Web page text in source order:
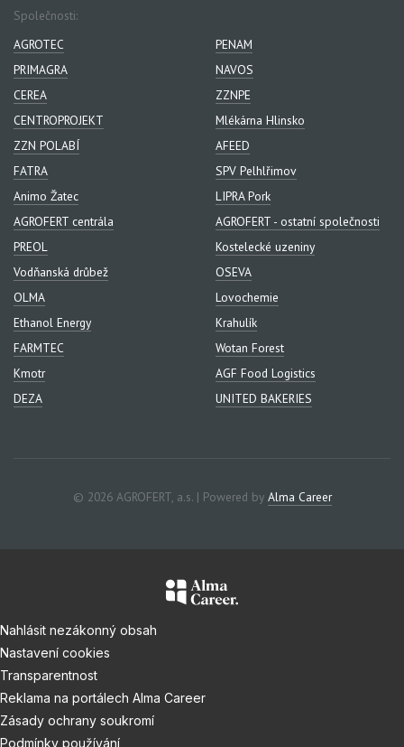
Společnosti:
AGROTEC
PENAM
PRIMAGRA
NAVOS
CEREA
ZZNPE
CENTROPROJEKT
Mlékárna Hlinsko
ZZN POLABÍ
AFEED
FATRA
SPV Pelhlřimov
Animo Žatec
LIPRA Pork
AGROFERT centrála
AGROFERT - ostatní společnosti
PREOL
Kostelecké uzeniny
Vodňanská drůbež
OSEVA
OLMA
Lovochemie
Ethanol Energy
Krahulík
FARMTEC
Wotan Forest
Kmotr
AGF Food Logistics
DEZA
UNITED BAKERIES
© 2026 AGROFERT, a.s. | Powered by Alma Career
Nahlásit nezákonný obsah
Nastavení cookies
Transparentnost
Reklama na portálech Alma Career
Zásady ochrany soukromí
Podmínky používání